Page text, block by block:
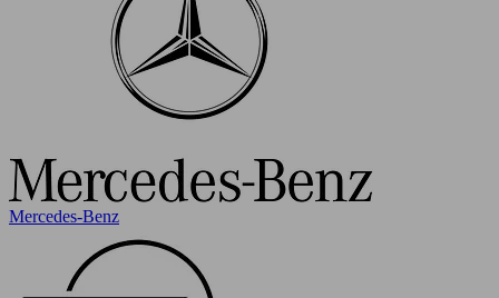
Mercedes-Benz